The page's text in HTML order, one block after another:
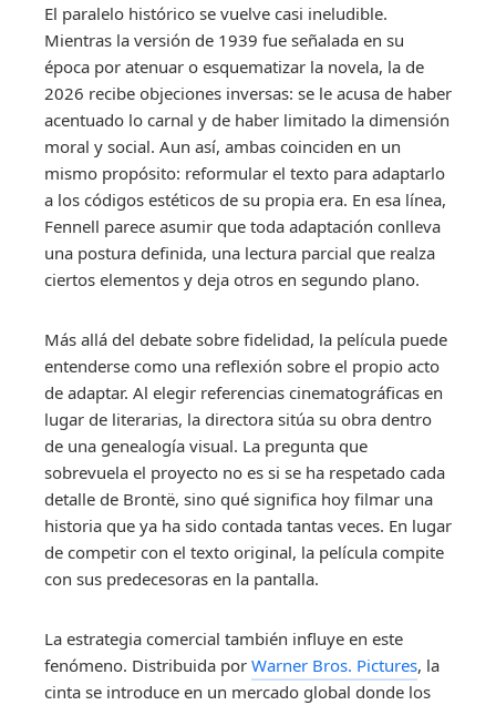
El paralelo histórico se vuelve casi ineludible.
Mientras la versión de 1939 fue señalada en su
época por atenuar o esquematizar la novela, la de
2026 recibe objeciones inversas: se le acusa de haber
acentuado lo carnal y de haber limitado la dimensión
moral y social. Aun así, ambas coinciden en un
mismo propósito: reformular el texto para adaptarlo
a los códigos estéticos de su propia era. En esa línea,
Fennell parece asumir que toda adaptación conlleva
una postura definida, una lectura parcial que realza
ciertos elementos y deja otros en segundo plano.
Más allá del debate sobre fidelidad, la película puede
entenderse como una reflexión sobre el propio acto
de adaptar. Al elegir referencias cinematográficas en
lugar de literarias, la directora sitúa su obra dentro
de una genealogía visual. La pregunta que
sobrevuela el proyecto no es si se ha respetado cada
detalle de Brontë, sino qué significa hoy filmar una
historia que ya ha sido contada tantas veces. En lugar
de competir con el texto original, la película compite
con sus predecesoras en la pantalla.
La estrategia comercial también influye en este
fenómeno. Distribuida por Warner Bros. Pictures, la
cinta se introduce en un mercado global donde los